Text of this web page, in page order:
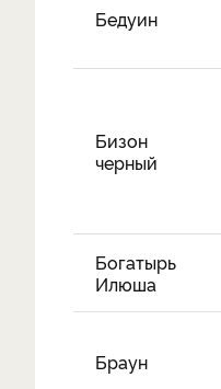
Бедуин
Бизон
черный
Богатырь
Илюша
Браун